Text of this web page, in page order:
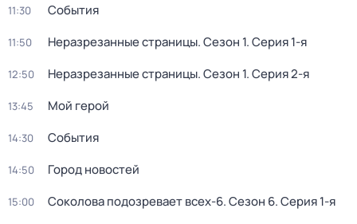
11:30 События
11:50 Неразрезанные страницы. Сезон 1. Серия 1-я
12:50 Неразрезанные страницы. Сезон 1. Серия 2-я
13:45 Мой герой
14:30 События
14:50 Город новостей
15:00 Соколова подозревает всех-6. Сезон 6. Серия 1-я